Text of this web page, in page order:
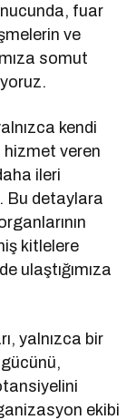
fuar
ve
somut
kendi
hizmet veren
ileri
Bu detaylara
kitlelere
ulaştığımıza
yalnızca bir
ekibi